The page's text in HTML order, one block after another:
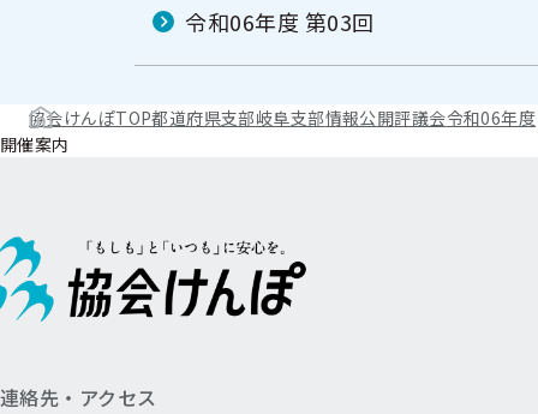
令和06年度 第03回
協会けんぽTOP都道府県支部岐阜支部情報公開評議会令和06年度
開催案内
連絡先・アクセス